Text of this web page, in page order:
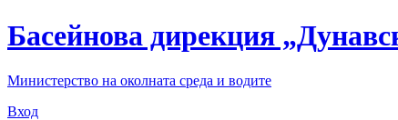
Басейнова дирекция
Министерство на околната среда и водите
Вход